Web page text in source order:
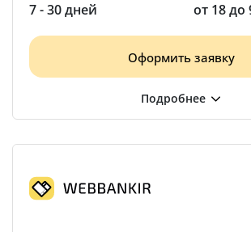
7 - 30 дней от 18 до
Оформить заявку